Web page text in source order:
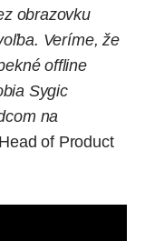
obrazovku
Veríme, že
offline
Sygic
na
of Product